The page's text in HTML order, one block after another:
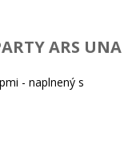
ARS UNA
- naplnený s